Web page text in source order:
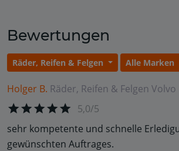
Bewertungen
Räder, Reifen & Felgen Alle Marken
Holger B. Räder, Reifen & Felgen Volvo
5,0/5
sehr kompetente und schnelle
gewünschten Auftrages.